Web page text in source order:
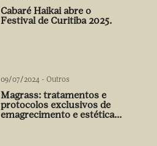
Cabaré Haikai abre o
Festival de Curitiba 2025.
09/07/2024 - Outros
Magrass: tratamentos e
protocolos exclusivos de
emagrecimento e estética